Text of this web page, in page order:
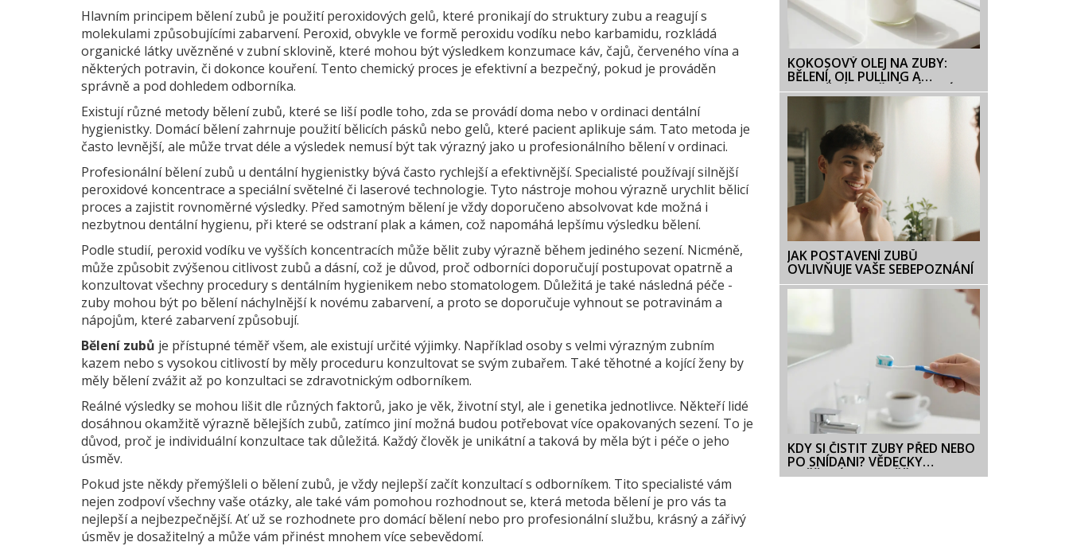
Hlavním principem bělení zubů je použití peroxidových gelů, které pronikají do struktury zubu a reagují s
molekulami způsobujícími zabarvení. Peroxid, obvykle ve formě peroxidu vodíku nebo karbamidu, rozkládá
organické látky uvězněné v zubní sklovině, které mohou být výsledkem konzumace káv, čajů, červeného vína a
některých potravin, či dokonce kouření. Tento chemický proces je efektivní a bezpečný, pokud je prováděn
správně a pod dohledem odborníka.
Existují různé metody bělení zubů, které se liší podle toho, zda se provádí doma nebo v ordinaci dentální
hygienistky. Domácí bělení zahrnuje použití bělicích pásků nebo gelů, které pacient aplikuje sám. Tato metoda je
často levnější, ale může trvat déle a výsledek nemusí být tak výrazný jako u profesionálního bělení v ordinaci.
Profesionální bělení zubů u dentální hygienistky bývá často rychlejší a efektivnější. Specialisté používají silnější
peroxidové koncentrace a speciální světelné či laserové technologie. Tyto nástroje mohou výrazně urychlit bělicí
proces a zajistit rovnoměrné výsledky. Před samotným bělení je vždy doporučeno absolvovat kde možná i
nezbytnou dentální hygienu, při které se odstraní plak a kámen, což napomáhá lepšímu výsledku bělení.
Podle studií, peroxid vodíku ve vyšších koncentracích může bělit zuby výrazně během jediného sezení. Nicméně,
může způsobit zvýšenou citlivost zubů a dásní, což je důvod, proč odborníci doporučují postupovat opatrně a
konzultovat všechny procedury s dentálním hygienikem nebo stomatologem. Důležitá je také následná péče -
zuby mohou být po bělení náchylnější k novému zabarvení, a proto se doporučuje vyhnout se potravinám a
nápojům, které zabarvení způsobují.
Bělení zubů je přístupné téměř všem, ale existují určité výjimky. Například osoby s velmi výrazným zubním
kazem nebo s vysokou citlivostí by měly proceduru konzultovat se svým zubařem. Také těhotné a kojící ženy by
měly bělení zvážit až po konzultaci se zdravotnickým odborníkem.
Reálné výsledky se mohou lišit dle různých faktorů, jako je věk, životní styl, ale i genetika jednotlivce. Někteří lidé
dosáhnou okamžitě výrazně bělejších zubů, zatímco jiní možná budou potřebovat více opakovaných sezení. To je
důvod, proč je individuální konzultace tak důležitá. Každý člověk je unikátní a taková by měla být i péče o jeho
úsměv.
Pokud jste někdy přemýšleli o bělení zubů, je vždy nejlepší začít konzultací s odborníkem. Tito specialisté vám
nejen zodpoví všechny vaše otázky, ale také vám pomohou rozhodnout se, která metoda bělení je pro vás ta
nejlepší a nejbezpečnější. Ať už se rozhodnete pro domácí bělení nebo pro profesionální službu, krásný a zářivý
úsměv je dosažitelný a může vám přinést mnohem více sebevědomí.
KOKOSOVÝ OLEJ NA ZUBY:
BĚLENÍ, OIL PULLING A
BEZPEČNÉ POUŽITÍ V ÚSTNÍ
JAK POSTAVENÍ ZUBŮ
OVLIVŇUJE VAŠE SEBEPOZNÁNÍ
KDY SI ČISTIT ZUBY PŘED NEBO
PO SNÍDANI? VĚDECKY
OVĚŘENÁ ODPOVĚĎ